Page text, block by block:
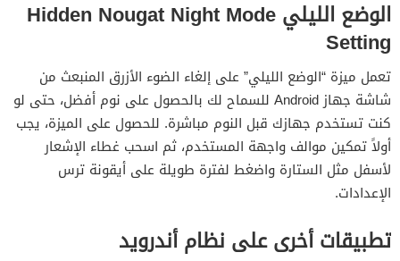
الوضع الليلي Hidden Nougat Night Mode
Setting
تعمل ميزة “الوضع الليلي” على إلغاء الضوء الأزرق المنبعث من
شاشة جهاز Android للسماح لك بالحصول على نوم أفضل، حتى لو
كنت تستخدم جهازك قبل النوم مباشرة. للحصول على الميزة، يجب
أولاً تمكين موالف واجهة المستخدم، ثم اسحب غطاء الإشعار
لأسفل مثل الستارة واضغط لفترة طويلة على أيقونة ترس
الإعدادات.
تطبيقات أخرى على نظام أندرويد